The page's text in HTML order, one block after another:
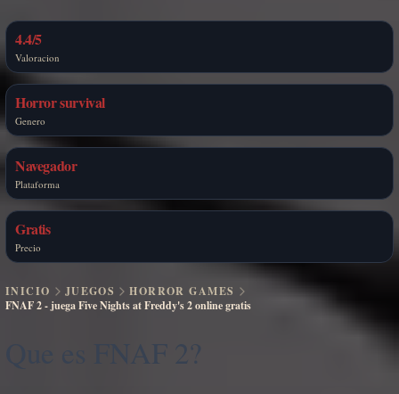
4.4/5
Valoracion
Horror survival
Genero
Navegador
Plataforma
Gratis
Precio
INICIO JUEGOS
HORROR GAMES
FNAF 2 - juega Five Nights at Freddy's 2 online gratis
Que es FNAF 2?